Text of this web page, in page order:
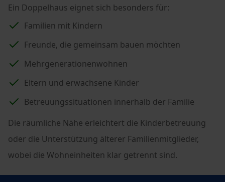
Ein Doppelhaus eignet sich besonders für:
Familien mit Kindern
Freunde, die gemeinsam bauen möchten
Mehrgenerationenwohnen
Eltern und erwachsene Kinder
Betreuungssituationen innerhalb der Familie
Die räumliche Nähe erleichtert die Kinderbetreuung
oder die Unterstützung älterer Familienmitglieder,
wobei die Wohneinheiten klar getrennt sind.